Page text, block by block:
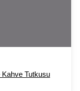
Tutkusu